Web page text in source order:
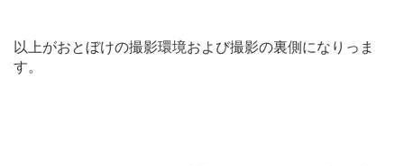
以上がおとぼけの撮影環境および撮影の裏側になりっま
す。